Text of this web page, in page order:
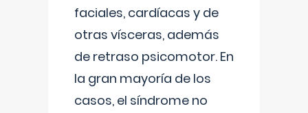
faciales, cardíacas y de
otras vísceras, además
de retraso psicomotor. En
la gran mayoría de los
casos, el síndrome no